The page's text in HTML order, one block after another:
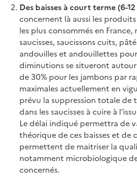
Des baisses à court terme (6-
concernent là aussi les
les plus consommés en
saucisses, saucissons cuits,
andouilles et andouillettes
diminutions se situeront
de 30% pour les jambons par
maximales actuellement en
prévu la suppression totale
dans les saucisses à cuire à
Le délai indiqué permettra de
théorique de ces baisses et de
permettent de maitriser la
notamment microbiologique
concernés.